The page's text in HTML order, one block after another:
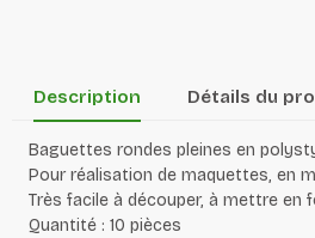
Description Détails du
Baguettes rondes pleines en
Pour réalisation de maquettes, en
Très facile à découper, à mettre en
Quantité : 10 pièces